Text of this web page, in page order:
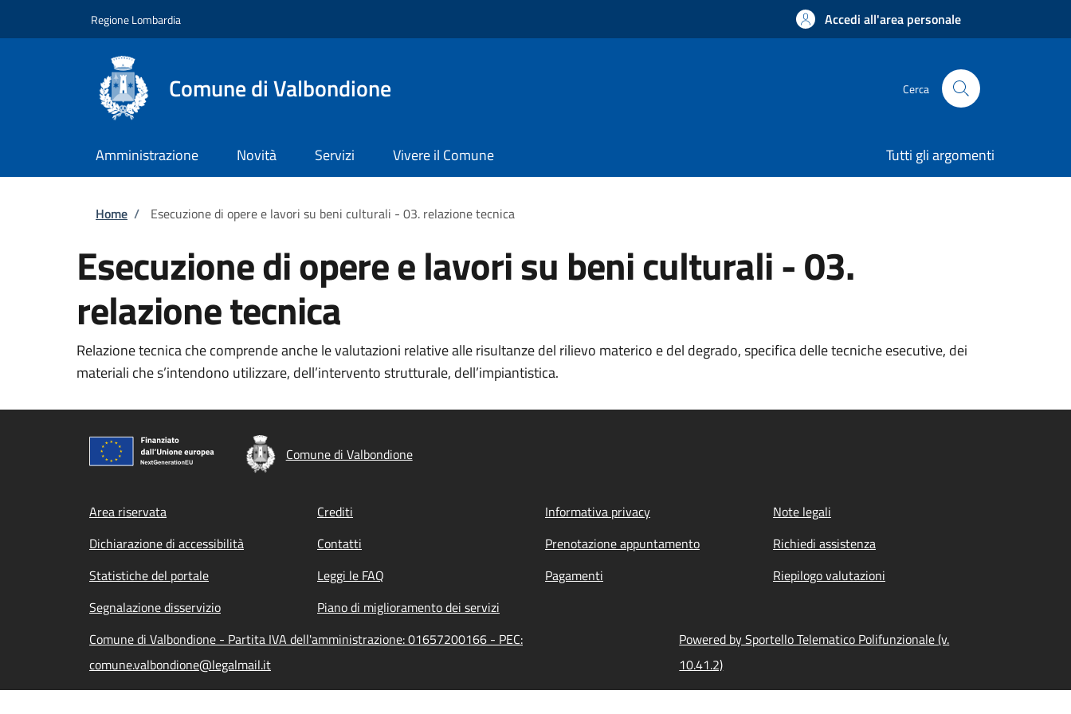
Regione Lombardia Accedi all'area personale
Comune di Valbondione Cerca
Amministrazione Novità Servizi Vivere il Comune Tutti gli argomenti
Briciole di pane
Home / Esecuzione di opere e lavori su beni culturali - 03. relazione tecnica
Esecuzione di opere e lavori su beni culturali - 03.
relazione tecnica
Relazione tecnica che comprende anche le valutazioni relative alle risultanze del rilievo materico e del degrado, specifica delle tecniche esecutive, dei
materiali che s’intendono utilizzare, dell’intervento strutturale, dell’impiantistica.
Comune di Valbondione
Footer menu
Area riservata Crediti Informativa privacy
Note legali
Dichiarazione di accessibilità
Contatti Prenotazione appuntamento
Richiedi assistenza
Statistiche del portale
Leggi le FAQ Pagamenti
Riepilogo valutazioni
Segnalazione disservizio
Piano di miglioramento dei servizi
Comune di Valbondione - Partita IVA dell'amministrazione: 01657200166 - PEC:
comune.valbondione@legalmail.it
Powered by Sportello Telematico Polifunzionale (v.
10.41.2)